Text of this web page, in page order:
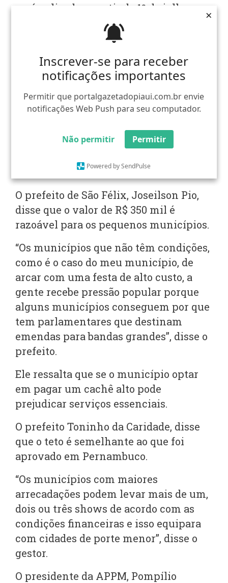
Inscrever-se para receber
notificações importantes
Permitir que portalgazetadopiaui.com.br envie
notificações Web Push para seu computador.
Não permitir Permitir
Powered by SendPulse
×
Inscrever-se para receber
notificações importantes
Permitir que portalgazetadopiaui.com.br envie
notificações Web Push para seu computador.
Não permitir Permitir
Powered by SendPulse
×
será aplicado a partir de 1º de julho,
após as festividades juninas.
Antes da votação, a APPM realizou uma
enquete sobre qual valor colocaria
como teto se R$ 300 mil, R$ 400 mil ou
de R$ 350 mil foi a mais aceita.
A ideia é sair uma normativa com
apoio do Tribunal de Contas do Estado
valer para os municípios e o estado.
O prefeito de São Félix, Joseilson Pio,
disse que o valor de R$ 350 mil é
razoável para os pequenos municípios.
“Os municípios que não têm condições,
como é o caso do meu município, de
arcar com uma festa de alto custo, a
gente recebe pressão popular porque
alguns municípios conseguem por que
tem parlamentares que destinam
emendas para bandas grandes”, disse o
prefeito.
Ele ressalta que se o município optar
em pagar um cachê alto pode
prejudicar serviços essenciais.
O prefeito Toninho da Caridade, disse
que o teto é semelhante ao que foi
aprovado em Pernambuco.
“Os municípios com maiores
arrecadações podem levar mais de um,
dois ou três shows de acordo com as
condições financeiras e isso equipara
com cidades de porte menor”, disse o
gestor.
O presidente da APPM, Pompílio